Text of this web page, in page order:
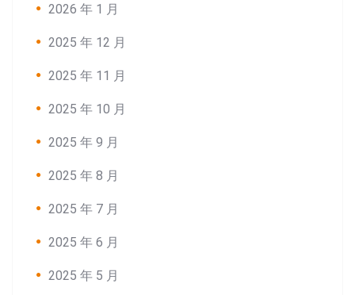
Search:
2026 年 1 月
2025 年 12 月
2025 年 11 月
2025 年 10 月
2025 年 9 月
2025 年 8 月
2025 年 7 月
2025 年 6 月
2025 年 5 月